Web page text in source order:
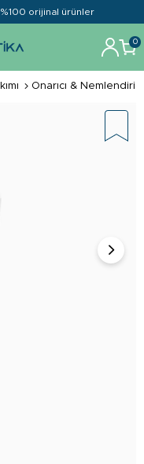
orijinal ürünler
0
Onarıcı &